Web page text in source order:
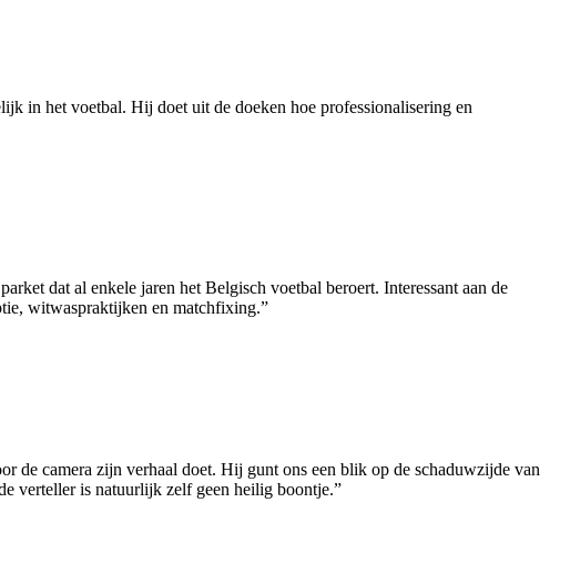
in het voetbal. Hij doet uit de doeken hoe professionalisering en
dat al enkele jaren het Belgisch voetbal beroert. Interessant aan de
witwaspraktijken en matchfixing.”
de camera zijn verhaal doet. Hij gunt ons een blik op de schaduwzijde van
verteller is natuurlijk zelf geen heilig boontje.”